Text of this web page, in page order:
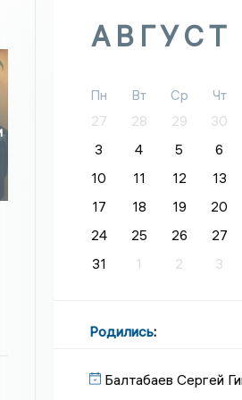
АВГУСТ
Пн Вт Ср Чт
27
28 29 30
3
4 5 6
10
11 12 13
17
18 19 20
24
25 26 27
31
1 2 3
Родились:
Балтабаев Сергей